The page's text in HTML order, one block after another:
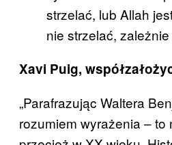
strzelać, lub Allah
nie strzelać,
Xavi Puig,
„Parafrazując Waltera
rozumiem wyrażenia – to